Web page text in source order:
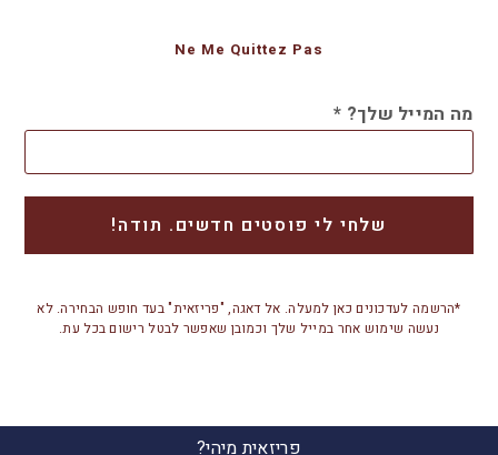
Ne Me Quittez Pas
מה המייל שלך? *
*הרשמה לעדכונים כאן למעלה. אל דאגה, "פריזאית" בעד חופש הבחירה. לא
נעשה שימוש אחר במייל שלך וכמובן שאפשר לבטל רישום בכל עת.
פריזאית מיהי?